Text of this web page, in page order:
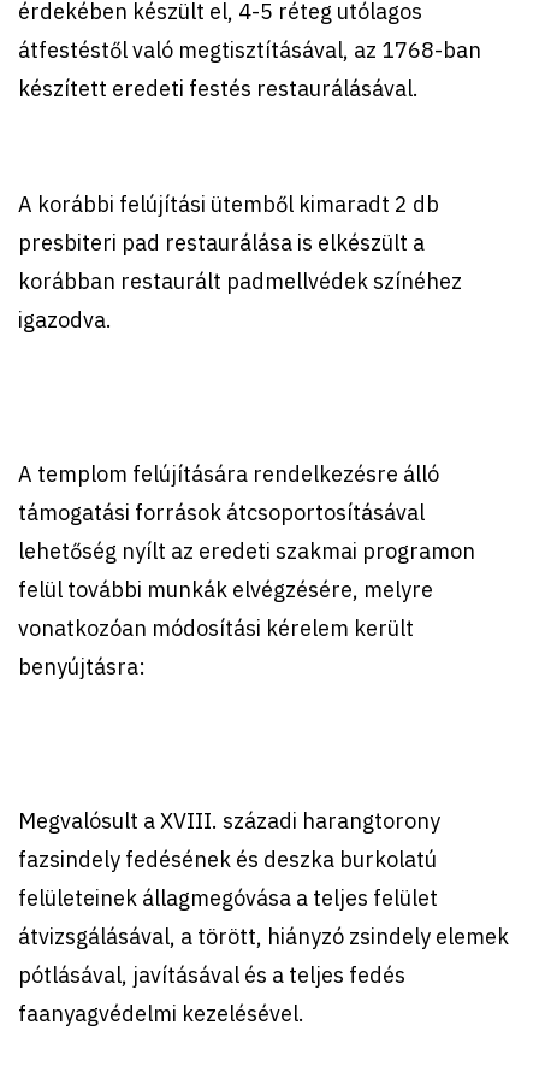
érdekében készült el, 4-5 réteg utólagos
átfestéstől való megtisztításával, az 1768-ban
készített eredeti festés restaurálásával.
A korábbi felújítási ütemből kimaradt 2 db
presbiteri pad restaurálása is elkészült a
korábban restaurált padmellvédek színéhez
igazodva.
A templom felújítására rendelkezésre álló
támogatási források átcsoportosításával
lehetőség nyílt az eredeti szakmai programon
felül további munkák elvégzésére, melyre
vonatkozóan módosítási kérelem került
benyújtásra:
Megvalósult a XVIII. századi harangtorony
fazsindely fedésének és deszka burkolatú
felületeinek állagmegóvása a teljes felület
átvizsgálásával, a törött, hiányzó zsindely elemek
pótlásával, javításával és a teljes fedés
faanyagvédelmi kezelésével.